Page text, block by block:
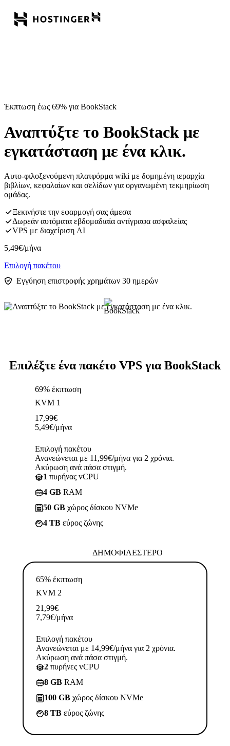
Έκπτωση έως 69% για BookStack
Αναπτύξτε το BookStack με
εγκατάσταση με ένα κλικ.
Αυτο-φιλοξενούμενη πλατφόρμα wiki με δομημένη ιεραρχία
βιβλίων, κεφαλαίων και σελίδων για οργανωμένη τεκμηρίωση
ομάδας.
Ξεκινήστε την εφαρμογή σας άμεσα
Δωρεάν αυτόματα εβδομαδιαία αντίγραφα ασφαλείας
VPS με διαχείριση AI
5,49€/μήνα
Επιλογή πακέτου
Εγγύηση επιστροφής χρημάτων 30 ημερών
Επιλέξτε ένα πακέτο VPS για BookStack
69% έκπτωση
KVM 1
17,99€
5,49€/μήνα
Επιλογή πακέτου
Ανανεώνεται με 11,99€/μήνα για 2 χρόνια.
Ακύρωση ανά πάσα στιγμή.
1 πυρήνας vCPU
4 GB RAM
50 GB χώρος δίσκου NVMe
4 TB εύρος ζώνης
ΔΗΜΟΦΙΛΈΣΤΕΡΟ
65% έκπτωση
KVM 2
21,99€
7,79€/μήνα
Επιλογή πακέτου
Ανανεώνεται με 14,99€/μήνα για 2 χρόνια.
Ακύρωση ανά πάσα στιγμή.
2 πυρήνες vCPU
8 GB RAM
100 GB χώρος δίσκου NVMe
8 TB εύρος ζώνης